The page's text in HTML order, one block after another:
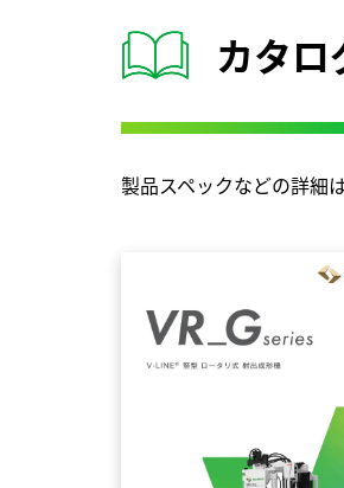
カタロ
製品スペックなどの詳細